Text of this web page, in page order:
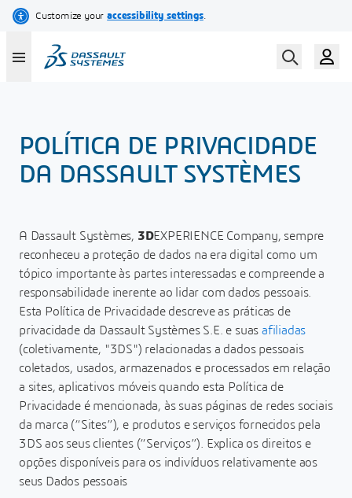
Skip
content
POLÍTICA DE PRIVACIDADE
DA DASSAULT SYSTÈMES
A Dassault Systèmes, 3DEXPERIENCE Company, sempre
reconheceu a proteção de dados na era digital como um
tópico importante às partes interessadas e compreende a
responsabilidade inerente ao lidar com dados pessoais.
Esta Política de Privacidade descreve as práticas de
privacidade da Dassault Systèmes S.E. e suas afiliadas
(coletivamente, "3DS") relacionadas a dados pessoais
coletados, usados, armazenados e processados em relação
a sites, aplicativos móveis quando esta Política de
Privacidade é mencionada, às suas páginas de redes sociais
da marca (“Sites”), e produtos e serviços fornecidos pela
3DS aos seus clientes (“Serviços”). Explica os direitos e
opções disponíveis para os indivíduos relativamente aos
seus Dados pessoais